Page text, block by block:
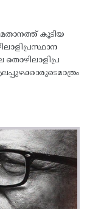
കൂടിയ